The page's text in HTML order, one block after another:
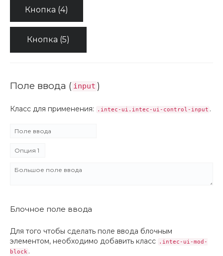
Кнопка (4)
Кнопка (5)
Поле ввода ( input )
Класс для применения: .intec-ui.intec-ui-control-input .
Блочное поле ввода
Для того чтобы сделать поле ввода блочным
элементом, необходимо добавить класс
.intec-ui-mod-
block .